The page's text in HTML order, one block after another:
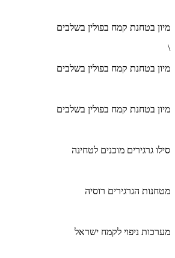
מיון בטחנת קמח בפולין בשלבים
\
מיון בטחנת קמח בפולין בשלבים
מיון בטחנת קמח בפולין בשלבים
סילו גרגירים מוכנים לטחינה
מטחנות הגרגירים רוסיה
מערכות ניפוי לקמח ישראל